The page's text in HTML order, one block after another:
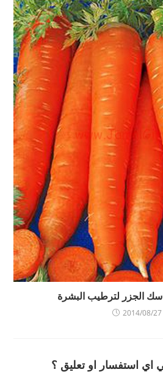
الجزر لترطيب البشرة
2014/08/27
اي استفسار او تعليق ؟